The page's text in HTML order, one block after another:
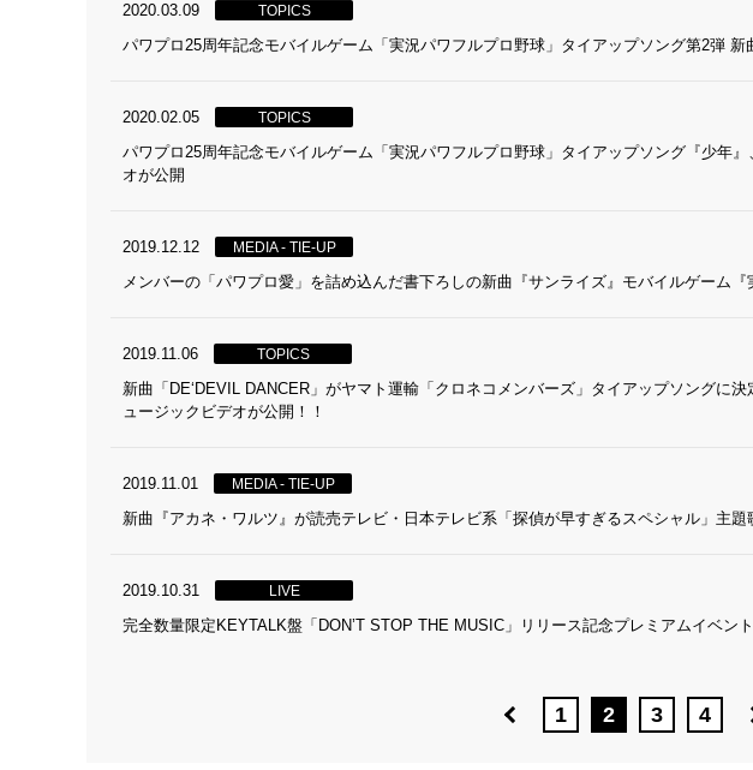
2020.03.09 TOPICS
パワプロ25周年記念モバイルゲーム「実況パワフルプロ野球」タイアップソング第2弾
2020.02.05 TOPICS
パワプロ25周年記念モバイルゲーム「実況パワフルプロ野球」タイアップソング『少年
オが公開
2019.12.12 MEDIA - TIE-UP
メンバーの「パワプロ愛」を詰め込んだ書下ろしの新曲『サンライズ』モバイルゲーム
2019.11.06 TOPICS
新曲「DE‘DEVIL DANCER」がヤマト運輸「クロネコメンバーズ」タイアップソングに
ュージックビデオが公開！！
2019.11.01 MEDIA - TIE-UP
新曲『アカネ・ワルツ』が読売テレビ・日本テレビ系「探偵が早すぎるスペシャル」主題
2019.10.31 LIVE
完全数量限定KEYTALK盤「DON’T STOP THE MUSIC」リリース記念プレミアムイベン
1 2 3 4